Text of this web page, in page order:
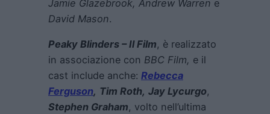
Jamie Glazebrook, Andrew Warren e
David Mason.
Peaky Blinders – Il Film, è realizzato
in associazione con BBC Film, e il
cast include anche: Rebecca
Ferguson, Tim Roth, Jay Lycurgo,
Stephen Graham, volto nell’ultima